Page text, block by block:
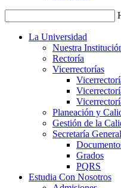
La Universidad
Nuestra
Rectoría
Vicerrectorías
Planeación y
Gestión de la
Secretaría General
Grados
PQRS
Estudia Con Nosotros